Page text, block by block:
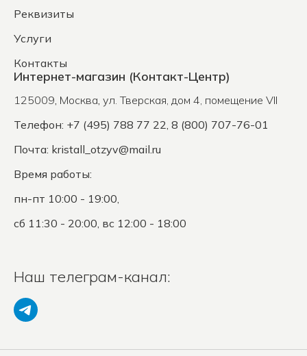
Реквизиты
Услуги
Контакты
Интернет-магазин (Контакт-Центр)
125009, Москва, ул. Тверская, дом 4, помещение VII
Телефон: +7 (495) 788 77 22, 8 (800) 707-76-01
Почта: kristall_otzyv@mail.ru
Время работы:
пн-пт 10:00 - 19:00,
сб 11:30 - 20:00, вс 12:00 - 18:00
Наш телеграм-канал: